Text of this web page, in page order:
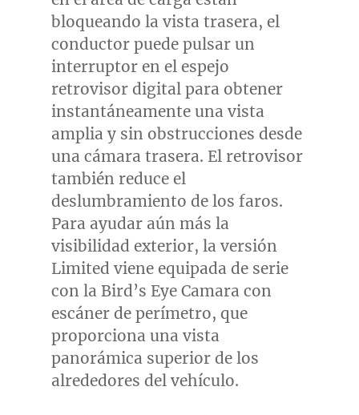
bloqueando la vista trasera, el
conductor puede pulsar un
interruptor en el espejo
retrovisor digital para obtener
instantáneamente una vista
amplia y sin obstrucciones desde
una cámara trasera. El retrovisor
también reduce el
deslumbramiento de los faros.
Para ayudar aún más la
visibilidad exterior, la versión
Limited viene equipada de serie
con la Bird’s Eye Camara con
escáner de perímetro, que
proporciona una vista
panorámica superior de los
alrededores del vehículo.